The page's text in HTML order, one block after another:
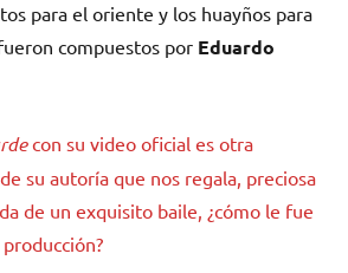
para el oriente y los huayños para
compuestos por Eduardo
con su video oficial es otra
su autoría que nos regala, preciosa
de un exquisito baile, ¿cómo le fue